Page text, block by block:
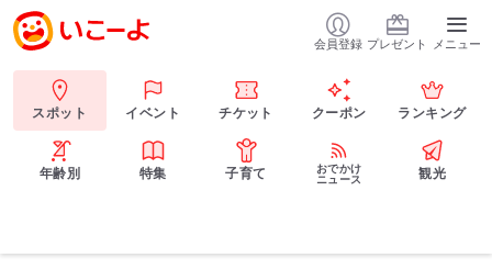
会員登録 プレゼント メニュー
スポット イベント チケット クーポン ランキング
年齢別 特集 子育て
おでかけ
ニュース
観光